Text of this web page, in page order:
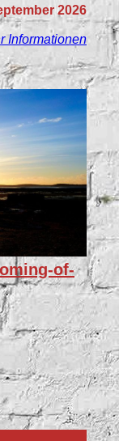
2026
Informationen
of-